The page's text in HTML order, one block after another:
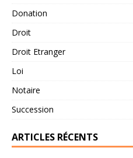
Donation
Droit
Droit Etranger
Loi
Notaire
Succession
ARTICLES RÉCENTS